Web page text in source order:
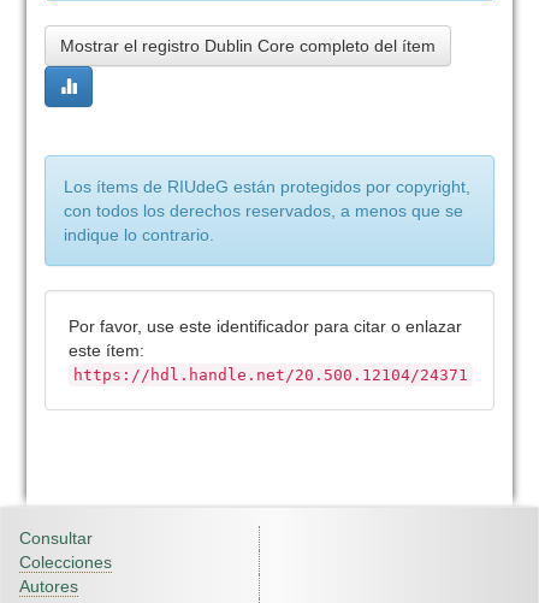
Mostrar el registro Dublin Core completo del ítem
Los ítems de RIUdeG están protegidos por copyright,
con todos los derechos reservados, a menos que se
indique lo contrario.
Por favor, use este identificador para citar o enlazar
este ítem:
https://hdl.handle.net/20.500.12104/24371
Consultar
Colecciones
Autores